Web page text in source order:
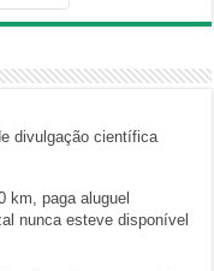
divulgação científica
km, paga aluguel
nunca esteve disponível